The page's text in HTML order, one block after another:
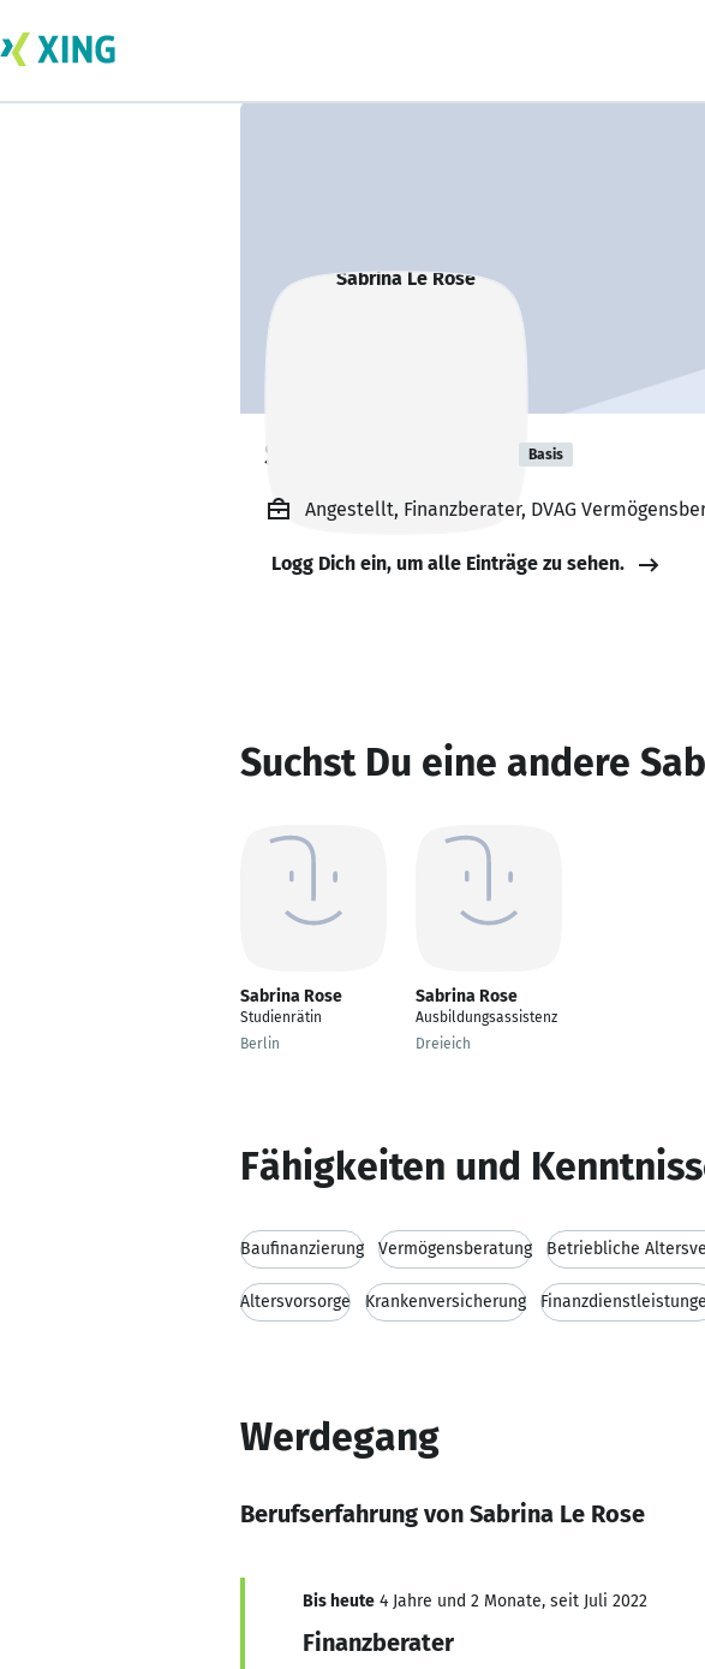
Sabrina Le Rose Basis
Angestellt, Finanzberater, DVAG
Logg Dich ein, um alle Einträge zu sehen.
Suchst Du eine andere
Sabrina Rose
Studienrätin
Berlin
Sabrina Rose
Ausbildungsassistenz
Dreieich
Fähigkeiten und
Baufinanzierung Vermögensberatung Betriebliche
Altersvorsorge Krankenversicherung
Werdegang
Berufserfahrung von Sabrina Le Rose
Bis heute 4 Jahre und 2 Monate, seit Juli 2022
Finanzberater